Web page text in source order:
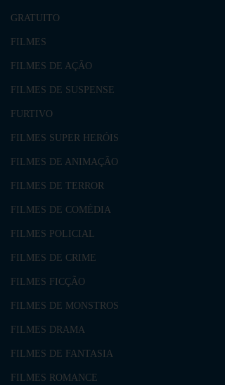
GRATUITO
FILMES
FILMES DE AÇÃO
FILMES DE SUSPENSE
FURTIVO
FILMES SUPER HERÓIS
FILMES DE ANIMAÇÃO
FILMES DE TERROR
FILMES DE COMÉDIA
FILMES POLICIAL
FILMES DE CRIME
FILMES FICÇÃO
FILMES DE MONSTROS
FILMES DRAMA
FILMES DE FANTASIA
FILMES ROMANCE